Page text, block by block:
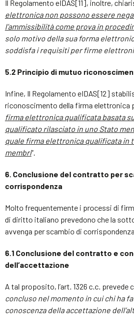
Il Regolamento eIDAS[11], inoltre,
elettronica non possono essere
l’ammissibilità come prova in
solo motivo della sua forma
soddisfa i requisiti per firme
5.2 Principio di mutuo
Infine, Il Regolamento eIDAS[12]
riconoscimento della firma elettronica
firma elettronica qualificata basata
qualificato rilasciato in uno Stato
quale firma elettronica qualificata in
membri“.
6. Conclusione del contratto per
corrispondenza
Molto frequentemente i processi di
di diritto italiano prevedono che la
avvenga per scambio di
6.1 Conclusione del contratto e
dell’accettazione
A tal proposito, l’art. 1326 c.c. prevede
concluso nel momento in cui chi ha
conoscenza della accettazione